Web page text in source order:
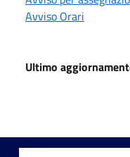
Avviso Orari
Ultimo